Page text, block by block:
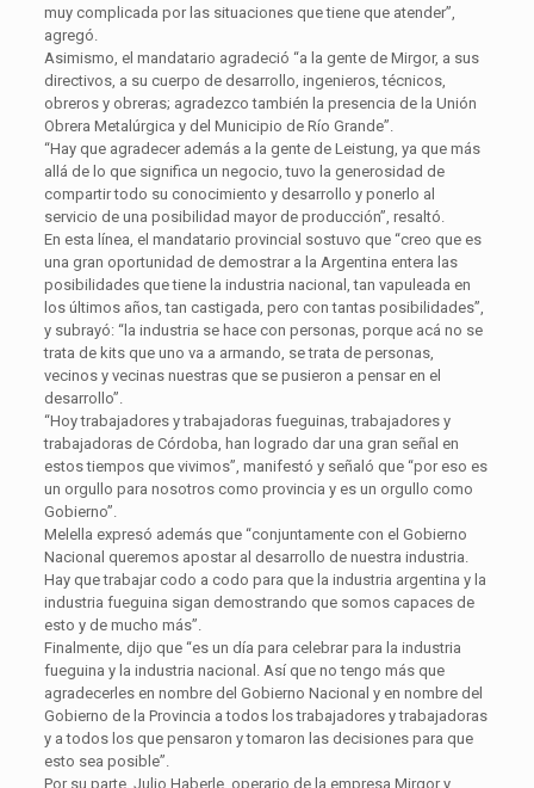
muy complicada por las situaciones que tiene que atender”,
agregó.
Asimismo, el mandatario agradeció “a la gente de Mirgor, a sus
directivos, a su cuerpo de desarrollo, ingenieros, técnicos,
obreros y obreras; agradezco también la presencia de la Unión
Obrera Metalúrgica y del Municipio de Río Grande”.
“Hay que agradecer además a la gente de Leistung, ya que más
allá de lo que significa un negocio, tuvo la generosidad de
compartir todo su conocimiento y desarrollo y ponerlo al
servicio de una posibilidad mayor de producción”, resaltó.
En esta línea, el mandatario provincial sostuvo que “creo que es
una gran oportunidad de demostrar a la Argentina entera las
posibilidades que tiene la industria nacional, tan vapuleada en
los últimos años, tan castigada, pero con tantas posibilidades”,
y subrayó: “la industria se hace con personas, porque acá no se
trata de kits que uno va a armando, se trata de personas,
vecinos y vecinas nuestras que se pusieron a pensar en el
desarrollo”.
“Hoy trabajadores y trabajadoras fueguinas, trabajadores y
trabajadoras de Córdoba, han logrado dar una gran señal en
estos tiempos que vivimos”, manifestó y señaló que “por eso es
un orgullo para nosotros como provincia y es un orgullo como
Gobierno”.
Melella expresó además que “conjuntamente con el Gobierno
Nacional queremos apostar al desarrollo de nuestra industria.
Hay que trabajar codo a codo para que la industria argentina y la
industria fueguina sigan demostrando que somos capaces de
esto y de mucho más”.
Finalmente, dijo que “es un día para celebrar para la industria
fueguina y la industria nacional. Así que no tengo más que
agradecerles en nombre del Gobierno Nacional y en nombre del
Gobierno de la Provincia a todos los trabajadores y trabajadoras
y a todos los que pensaron y tomaron las decisiones para que
esto sea posible”.
Por su parte, Julio Haberle, operario de la empresa Mirgor y